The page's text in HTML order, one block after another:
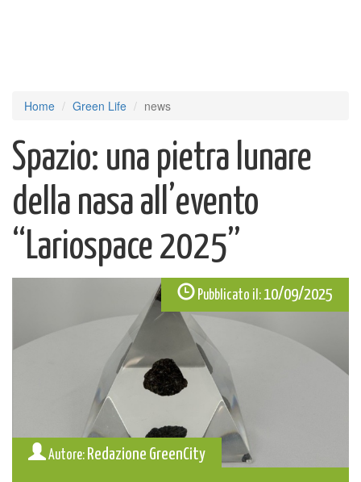
Home Green Life news
Spazio: una pietra lunare
della nasa all’evento
“Lariospace 2025”
Pubblicato il:10/09/2025
Autore: Redazione GreenCity